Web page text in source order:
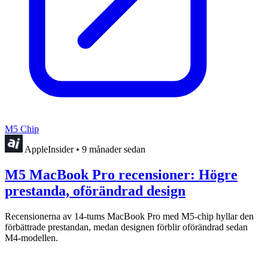
M5 Chip
AppleInsider • 9 månader sedan
M5 MacBook Pro recensioner: Högre
prestanda, oförändrad design
Recensionerna av 14-tums MacBook Pro med M5-chip hyllar den
förbättrade prestandan, medan designen förblir oförändrad sedan
M4-modellen.